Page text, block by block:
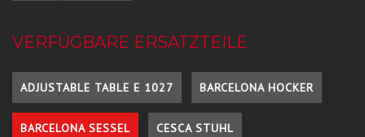
VERFÜGBARE ERSATZTEILE
ADJUSTABLE TABLE E 1027 BARCELONA HOCKER
BARCELONA SESSEL CESCA STUHL